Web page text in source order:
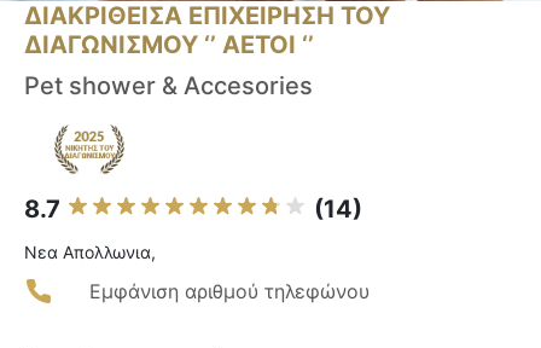
ΔΙΑΚΡΙΘΕΙΣΑ ΕΠΙΧΕΙΡΗΣΗ ΤΟΥ
ΔΙΑΓΩΝΙΣΜΟΥ ‘’ ΑΕΤΟΙ ‘’
Pet shower & Accesories
8.7 (14)
Νεα Απολλωνια,
Εμφάνιση αριθμού τηλεφώνου